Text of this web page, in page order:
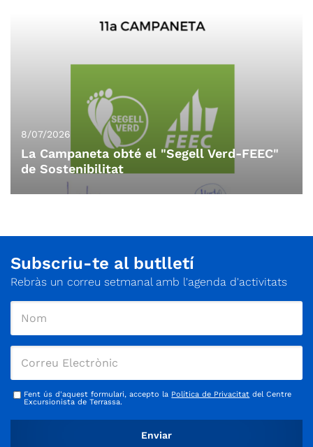
situat sota el km 1.0 de la carretera de Vacarisses a la Bauma
llarga per esmorzar). Per tant, serà un traçat trencacames i
exigent físicament.
8/07/2026
La Campaneta obté el "Segell Verd-FEEC"
de Sostenibilitat
Subscriu-te al butlletí
Rebràs un correu setmanal amb l'agenda d'activitats
Fent ús d'aquest formulari, accepto la Política de Privacitat del Centre
Excursionista de Terrassa.